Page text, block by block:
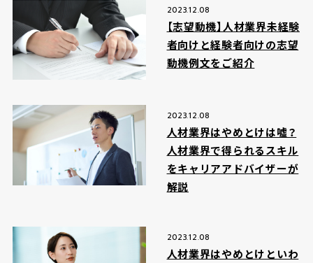
2023.12.08
【志望動機】人材業界未経験
者向けと経験者向けの志望
動機例文をご紹介
2023.12.08
人材業界はやめとけは嘘？
人材業界で得られるスキル
をキャリアアドバイザーが
解説
2023.12.08
人材業界はやめとけといわ